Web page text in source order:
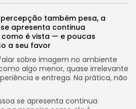
também pesa, a
apresenta continua
é vista — e poucas
a seu favor
sobre imagem no ambiente
algo menor, quase irrelevante
e entrega. Na prática, não
se apresenta continua